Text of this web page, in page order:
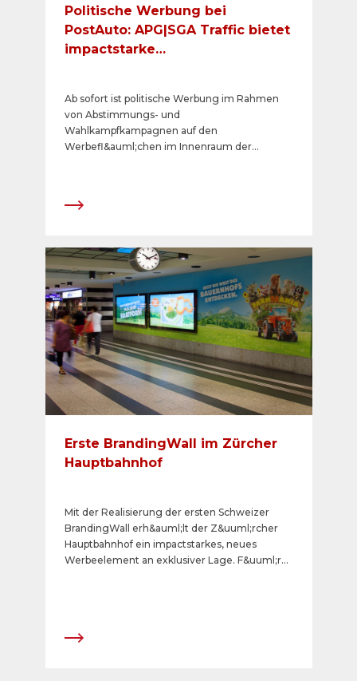
Politische Werbung bei
PostAuto: APG|SGA Traffic bietet
impactstarke
Ab sofort ist politische Werbung im Rahmen
von Abstimmungs- und
Wahlkampfkampagnen auf den
Werbefl&auml;chen im Innenraum der
Erste BrandingWall im Zürcher
Hauptbahnhof
Mit der Realisierung der ersten Schweizer
BrandingWall erh&auml;lt der Z&uuml;rcher
Hauptbahnhof ein impactstarkes, neues
Werbeelement an exklusiver Lage. F&uuml;r
September bis 9. Oktober 2016